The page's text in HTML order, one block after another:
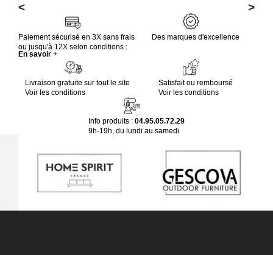
< >
Paiement sécurisé en 3X sans frais
ou jusqu'à 12X selon conditions :
En savoir +
Des marques d'excellence
Livraison gratuite sur tout le site
Voir les conditions
Satisfait ou remboursé
Voir les conditions
Info produits : 04.95.05.72.29
9h-19h, du lundi au samedi